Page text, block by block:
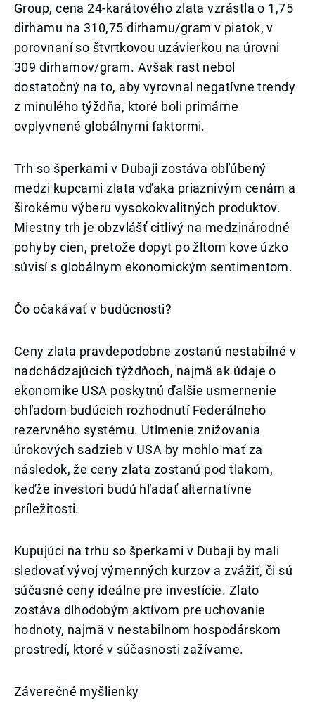
Group, cena 24-karátového zlata vzrástla o 1,75
dirhamu na 310,75 dirhamu/gram v piatok, v
porovnaní so štvrtkovou uzávierkou na úrovni
309 dirhamov/gram. Avšak rast nebol
dostatočný na to, aby vyrovnal negatívne trendy
z minulého týždňa, ktoré boli primárne
ovplyvnené globálnymi faktormi.
Trh so šperkami v Dubaji zostáva obľúbený
medzi kupcami zlata vďaka priaznivým cenám a
širokému výberu vysokokvalitných produktov.
Miestny trh je obzvlášť citlivý na medzinárodné
pohyby cien, pretože dopyt po žltom kove úzko
súvisí s globálnym ekonomickým sentimentom.
Čo očakávať v budúcnosti?
Ceny zlata pravdepodobne zostanú nestabilné v
nadchádzajúcich týždňoch, najmä ak údaje o
ekonomike USA poskytnú ďalšie usmernenie
ohľadom budúcich rozhodnutí Federálneho
rezervného systému. Utlmenie znižovania
úrokových sadzieb v USA by mohlo mať za
následok, že ceny zlata zostanú pod tlakom,
keďže investori budú hľadať alternatívne
príležitosti.
Kupujúci na trhu so šperkami v Dubaji by mali
sledovať vývoj výmenných kurzov a zvážiť, či sú
súčasné ceny ideálne pre investície. Zlato
zostáva dlhodobým aktívom pre uchovanie
hodnoty, najmä v nestabilnom hospodárskom
prostredí, ktoré v súčasnosti zažívame.
Záverečné myšlienky